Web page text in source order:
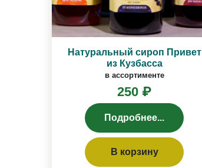
Натуральный сироп Привет
из Кузбасса
в ассортименте
250 ₽
Подробнее...
В корзину